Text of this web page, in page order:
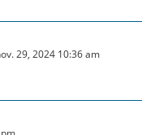
29, 2024 10:36 am